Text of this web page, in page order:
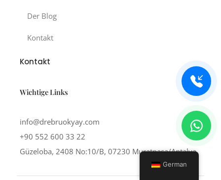
Der Blog
Kontakt
Kontakt
Wichtige Links
info@drebruokyay.com
+90 552 600 33 22
Güzeloba, 2408 No:10/B, 07230 Muratpaşa/Antalya
German